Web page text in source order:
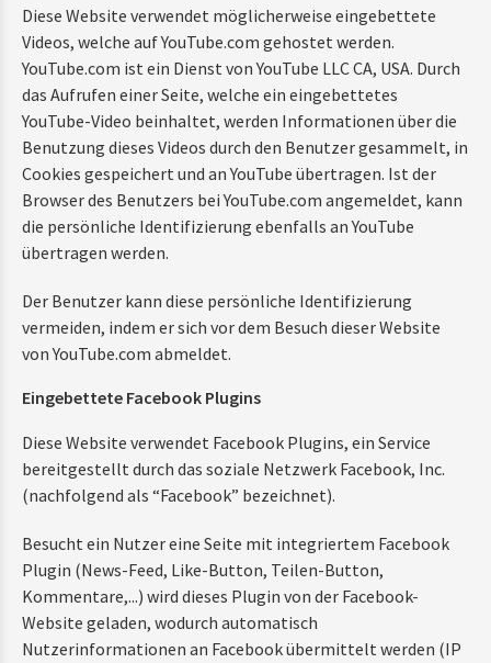
Diese Website verwendet möglicherweise eingebettete
Videos, welche auf YouTube.com gehostet werden.
YouTube.com ist ein Dienst von YouTube LLC CA, USA. Durch
das Aufrufen einer Seite, welche ein eingebettetes
YouTube-Video beinhaltet, werden Informationen über die
Benutzung dieses Videos durch den Benutzer gesammelt, in
Cookies gespeichert und an YouTube übertragen. Ist der
Browser des Benutzers bei YouTube.com angemeldet, kann
die persönliche Identifizierung ebenfalls an YouTube
übertragen werden.
Der Benutzer kann diese persönliche Identifizierung
vermeiden, indem er sich vor dem Besuch dieser Website
von YouTube.com abmeldet.
Eingebettete Facebook Plugins
Diese Website verwendet Facebook Plugins, ein Service
bereitgestellt durch das soziale Netzwerk Facebook, Inc.
(nachfolgend als “Facebook” bezeichnet).
Besucht ein Nutzer eine Seite mit integriertem Facebook
Plugin (News-Feed, Like-Button, Teilen-Button,
Kommentare,...) wird dieses Plugin von der Facebook-
Website geladen, wodurch automatisch
Nutzerinformationen an Facebook übermittelt werden (IP